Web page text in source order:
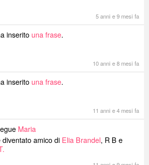
5 anni e 9 mesi fa
inserito una frase.
10 anni e 8 mesi fa
inserito una frase.
11 anni e 4 mesi fa
Maria
diventato amico di Elia Brandel, R B e